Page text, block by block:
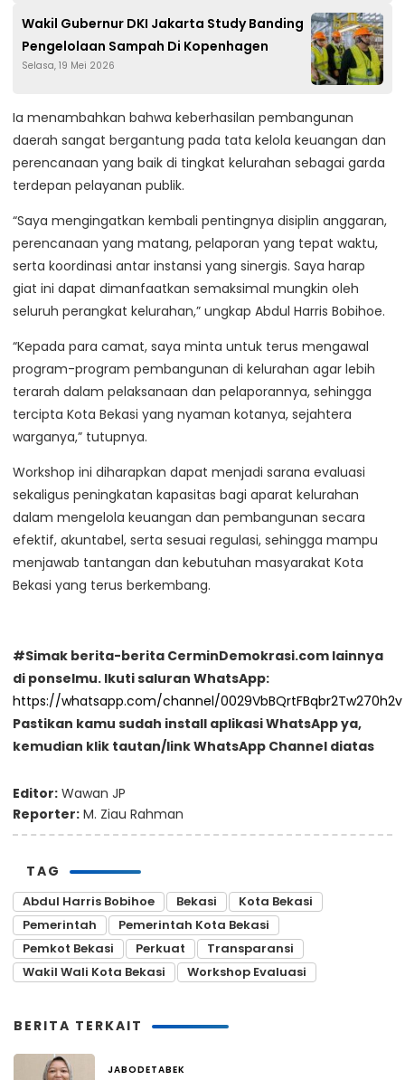
Wakil Gubernur DKI Jakarta Study Banding
Pengelolaan Sampah Di Kopenhagen
Selasa, 19 Mei 2026
Ia menambahkan bahwa keberhasilan pembangunan
daerah sangat bergantung pada tata kelola keuangan dan
perencanaan yang baik di tingkat kelurahan sebagai garda
terdepan pelayanan publik.
“Saya mengingatkan kembali pentingnya disiplin anggaran,
perencanaan yang matang, pelaporan yang tepat waktu,
serta koordinasi antar instansi yang sinergis. Saya harap
giat ini dapat dimanfaatkan semaksimal mungkin oleh
seluruh perangkat kelurahan,” ungkap Abdul Harris Bobihoe.
“Kepada para camat, saya minta untuk terus mengawal
program-program pembangunan di kelurahan agar lebih
terarah dalam pelaksanaan dan pelaporannya, sehingga
tercipta Kota Bekasi yang nyaman kotanya, sejahtera
warganya,” tutupnya.
Workshop ini diharapkan dapat menjadi sarana evaluasi
sekaligus peningkatan kapasitas bagi aparat kelurahan
dalam mengelola keuangan dan pembangunan secara
efektif, akuntabel, serta sesuai regulasi, sehingga mampu
menjawab tantangan dan kebutuhan masyarakat Kota
Bekasi yang terus berkembang.
#Simak berita-berita CerminDemokrasi.com lainnya
di ponselmu. Ikuti saluran WhatsApp:
https://whatsapp.com/channel/0029VbBQrtFBqbr2Tw270h2v
Pastikan kamu sudah install aplikasi WhatsApp ya,
kemudian klik tautan/link WhatsApp Channel diatas
Editor: Wawan JP
Reporter: M. Ziau Rahman
TAG
Abdul Harris Bobihoe Bekasi
Kota Bekasi
Pemerintah
Pemerintah Kota Bekasi
Pemkot Bekasi
Perkuat
Transparansi
Wakil Wali Kota Bekasi
Workshop Evaluasi
BERITA TERKAIT
JABODETABEK